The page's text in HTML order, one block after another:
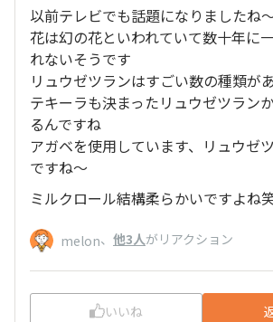
以前テレビでも話題になりましたね
花は幻の花といわれていて数十年に
れないそうです
リュウゼツランはすごい数の種類が
テキーラも決まったリュウゼツラン
るんですね
アガベを使用しています、リュウゼ
ですね～
ミルクロール結構柔らかいですよね
melon、 他3人がリアクション
いいね